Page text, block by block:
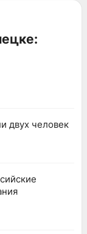
двух человек